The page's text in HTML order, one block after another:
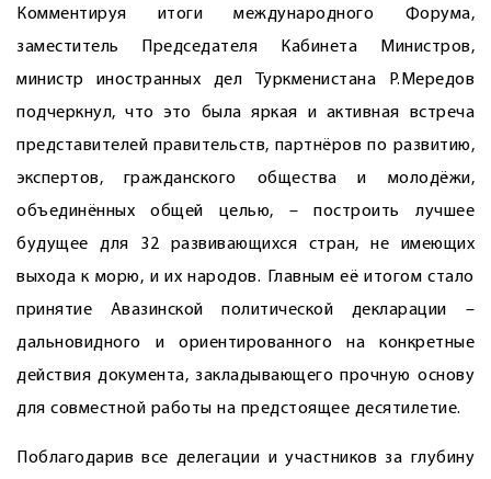
Комментируя итоги международного Форума,
заместитель Председателя Кабинета Министров,
министр иностранных дел Туркменистана Р.Мередов
подчеркнул, что это была яркая и активная встреча
представителей правительств, партнёров по развитию,
экспертов, гражданского общества и молодёжи,
объединённых общей целью, – построить лучшее
будущее для 32 развивающихся стран, не имеющих
выхода к морю, и их народов. Главным её итогом стало
принятие Авазинской политической декларации –
дальновидного и ориентированного на конкретные
действия документа, закладывающего прочную основу
для совместной работы на предстоящее десятилетие.
Поблагодарив все делегации и участников за глубину